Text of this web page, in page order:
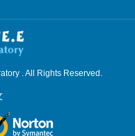
. All Rights Reserved.